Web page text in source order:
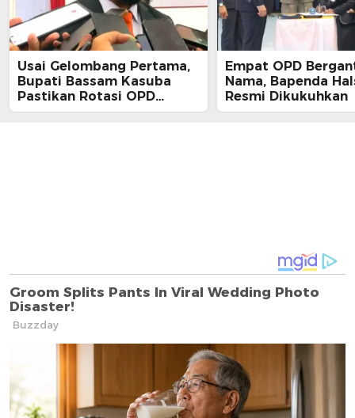
Usai Gelombang Pertama,
Bupati Bassam Kasuba
Pastikan Rotasi OPD
Tahap Dua
Empat OPD
Nama, Bapenda
Resmi Dikukuhkan